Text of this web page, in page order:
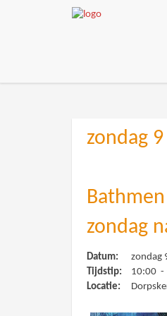
zondag
zondag
Datum:
zondag
Tijdstip:
10:00 -
Locatie: